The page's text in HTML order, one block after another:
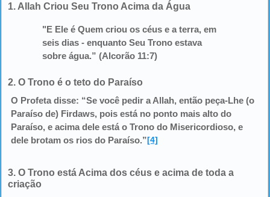
1. Allah Criou Seu Trono Acima da Água
"E Ele é Quem criou os céus e a terra, em
seis dias - enquanto Seu Trono estava
sobre água.” (Alcorão 11:7)
2. O Trono é o teto do Paraíso
O Profeta disse: “Se você pedir a Allah, então peça-Lhe (o
Paraíso de) Firdaws, pois está no ponto mais alto do
Paraíso, e acima dele está o Trono do Misericordioso, e
dele brotam os rios do Paraíso.”[4]
3. O Trono está Acima dos céus e acima de toda a
criação